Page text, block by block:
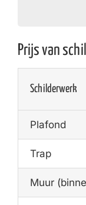
Prijs van
Schilderwerk
Plafond
Trap
Muur